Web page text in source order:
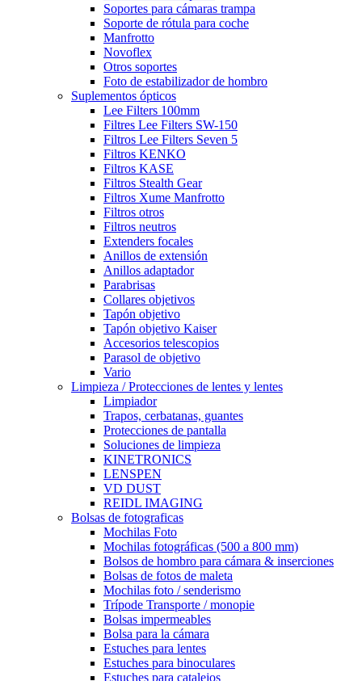
Soportes para cámaras trampa
Soporte de rótula para coche
Manfrotto
Novoflex
Otros soportes
Foto de estabilizador de hombro
Suplementos ópticos
Lee Filters 100mm
Filtres Lee Filters SW-150
Filtros Lee Filters Seven 5
Filtros KENKO
Filtros KASE
Filtros Stealth Gear
Filtros Xume Manfrotto
Filtros otros
Filtros neutros
Extenders focales
Anillos de extensión
Anillos adaptador
Parabrisas
Collares objetivos
Tapón objetivo
Tapón objetivo Kaiser
Accesorios telescopios
Parasol de objetivo
Vario
Limpieza / Protecciones de lentes y lentes
Limpiador
Trapos, cerbatanas, guantes
Protecciones de pantalla
Soluciones de limpieza
KINETRONICS
LENSPEN
VD DUST
REIDL IMAGING
Bolsas de fotograficas
Mochilas Foto
Mochilas fotográficas (500 a 800 mm)
Bolsos de hombro para cámara & inserciones
Bolsas de fotos de maleta
Mochilas foto / senderismo
Trípode Transporte / monopie
Bolsas impermeables
Bolsa para la cámara
Estuches para lentes
Estuches para binoculares
Estuches para catalejos